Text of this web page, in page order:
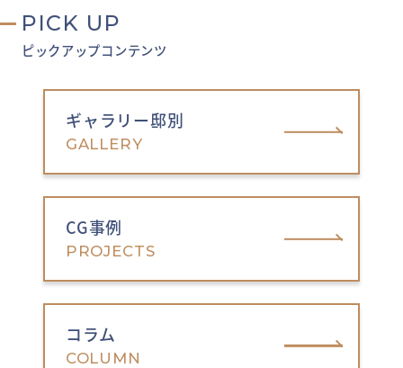
PICK UP
ピックアップコンテンツ
ギャラリー邸別
GALLERY
CG事例
PROJECTS
コラム
COLUMN